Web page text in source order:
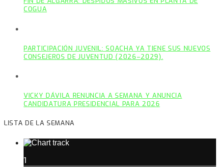
COGUA
PARTICIPACIÓN JUVENIL: SOACHA YA TIENE SUS NUEVOS
CONSEJEROS DE JUVENTUD (2026–2029).
VICKY DÁVILA RENUNCIA A SEMANA Y ANUNCIA
CANDIDATURA PRESIDENCIAL PARA 2026
LISTA DE LA SEMANA
1